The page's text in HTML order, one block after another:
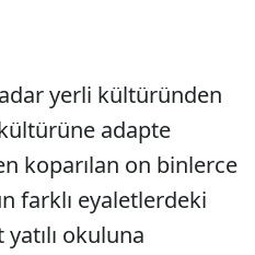
yerli kültüründen
adapte
koparılan on binlerce
farklı eyaletlerdeki
okuluna